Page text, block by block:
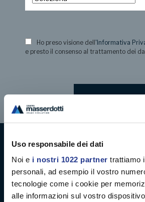
Uso responsabile dei dati
Noi e i nostri 1022 partner trattiamo
personali, ad esempio il vostro
tecnologie come i cookie per
alle informazioni sul vostro
Ho preso visione dell 'Informativa
e presto il consenso al trattamento dei
Digital decoration
Digital signage